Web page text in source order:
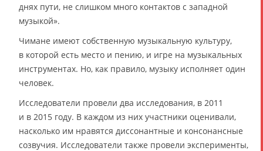
днях пути, не слишком много контактов с западной
музыкой».
Чимане имеют собственную музыкальную культуру,
в которой есть место и пению, и игре на музыкальных
инструментах. Но, как правило, музыку исполняет один
человек.
Исследователи провели два исследования, в 2011
и в 2015 году. В каждом из них участники оценивали,
насколько им нравятся диссонантные и консонансные
созвучия. Исследователи также провели эксперименты,